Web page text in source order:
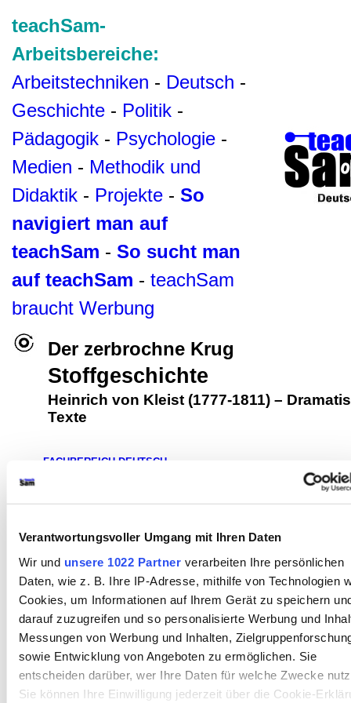
Verantwortungsvoller Umgang mit Ihren Daten
Wir und unsere 1022 Partnerverarbeiten Ihre persönlichen
Daten, wie z. B. Ihre IP-Adresse, mithilfe von Technologien
Cookies, um Informationen auf Ihrem Gerät zu speichern
darauf zuzugreifen und so personalisierte Werbung und
Messungen von Werbung und Inhalten,
sowie Entwicklung von Angeboten zu ermöglichen. Sie
entscheiden darüber, wer Ihre Daten für welche Zwecke
Sie können Ihre Einwilligung jederzeit über die Cookie-
teachSam-
Arbeitsbereiche:
Arbeitstechniken - Deutsch -
Geschichte - Politik -
Pädagogik - Psychologie -
Medien - Methodik und
Didaktik - Projekte - So
navigiert man auf
teachSam - So sucht man
auf teachSam - teachSam
braucht Werbung
Der zerbrochne Krug
Stoffgeschichte
Heinrich von Kleist (1777-1811) –
Texte
FACHBEREICH DEUTSCH
▪ HEINRICH
Erzählende
Texte •DRAMATISCHE TEXTE ▪ Überblick[•DER
Didaktische und methodische Aspekte •Überblick•Historischer
Entstehungsgeschichte ►Stoffgeschichte ◄ •Komposition des
Dramas •Handlungsverlauf•Figurenkonstellation • Einzelne
Figuren • Sprachliche Form •Weitere Aspekte der Analyse •
Textauswahl•Fragen und Antworten (KI) • Links ins Internet]▪
Sonstige Texte •Bausteine•Links ins Internet ... ●Schreibformen
● Rhetorik ●Filmanalyse●Operatoren im Fach Deutsch